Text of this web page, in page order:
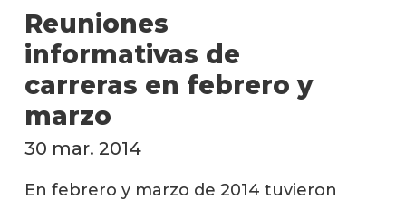
Reuniones
informativas de
carreras en febrero y
marzo
30 mar. 2014
En febrero y marzo de 2014 tuvieron